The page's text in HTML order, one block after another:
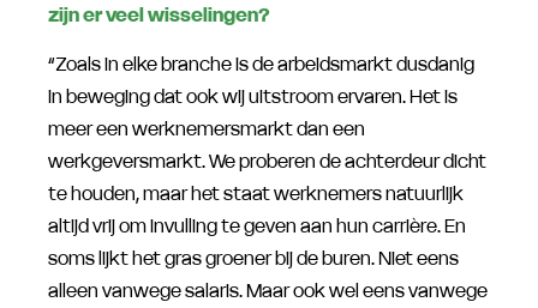
zijn er veel wisselingen?
“Zoals in elke branche is de arbeidsmarkt dusdanig
in beweging dat ook wij uitstroom ervaren. Het is
meer een werknemersmarkt dan een
werkgeversmarkt. We proberen de achterdeur dicht
te houden, maar het staat werknemers natuurlijk
altijd vrij om invulling te geven aan hun carrière. En
soms lijkt het gras groener bij de buren. Niet eens
alleen vanwege salaris. Maar ook wel eens vanwege